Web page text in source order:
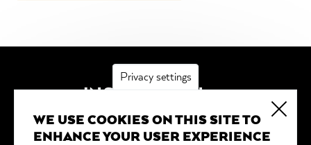
INSCRIPTION
*obligatoire
Adresse email*
Privacy settings
WE USE COOKIES ON THIS SITE TO
ENHANCE YOUR USER EXPERIENCE